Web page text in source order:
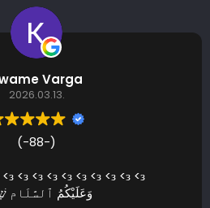
Varga
2026.03.13.
(-88-)
<з <з <з <з <з <з <з <з <з
وَعَلَيْكُمُ ٱلسَّلَام